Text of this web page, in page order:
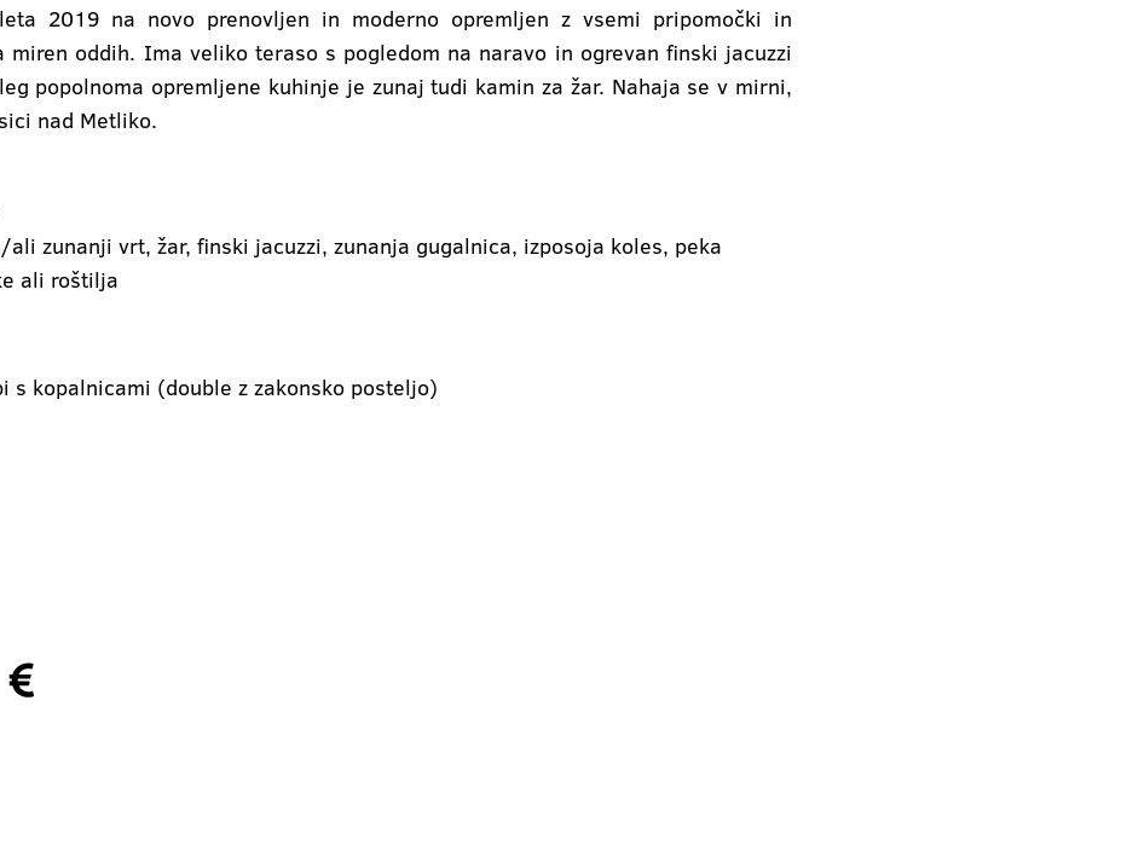
2019 na novo prenovljen in moderno opremljen z vsemi pripomočki in
miren oddih. Ima veliko teraso s pogledom na naravo in ogrevan finski jacuzzi
popolnoma opremljene kuhinje je zunaj tudi kamin za žar. Nahaja se v mirni,
nad Metliko.
zunanji vrt, žar, finski jacuzzi, zunanja gugalnica, izposoja koles, peka
ali roštilja
s kopalnicami (double z zakonsko posteljo)